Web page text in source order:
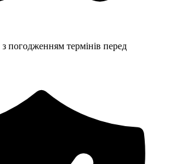
погодженням термінів перед